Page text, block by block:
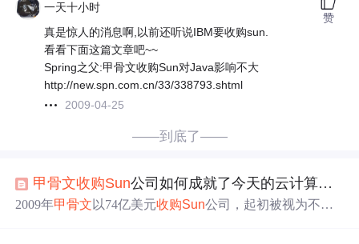
一天十小时
真是惊人的消息啊,以前还听说IBM要收购sun.
看看下面这篇文章吧~~
Spring之父:甲骨文收购Sun对Java影响不大
http://new.spn.com.cn/33/338793.shtml
2009-04-25
赞
——到底了——
甲骨文收购Sun公司如何成就了今天的云计算巨头
2009年甲骨文 以74亿美元收购Sun公司，起初被视为不明